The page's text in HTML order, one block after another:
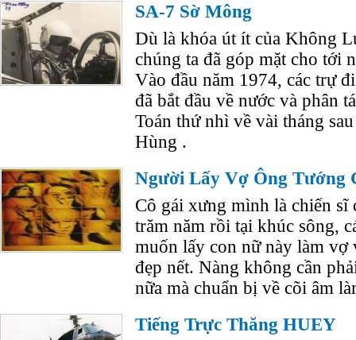
SA-7 Sờ Mông
Dù là khóa út ít của Không
chúng ta đã góp mặt cho tới
Vào đầu năm 1974, các trự
đã bắt đầu về nước và phân
Toán thứ nhì về vài tháng
Hùng .
Người Lấy Vợ Ông Tướng
Cô gái xưng mình là chiến sĩ
trăm năm rồi tại khúc sông,
muốn lấy con nữ này làm vợ
đẹp nết. Nàng không cần
nữa mà chuẩn bị về cõi âm
Tiếng Trực Thăng HUEY